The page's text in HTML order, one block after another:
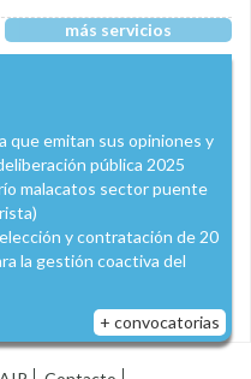
más servicios
que emitan sus opiniones y
pública 2025
malacatos sector puente
y contratación de 20
la gestión coactiva del
+ convocatorias